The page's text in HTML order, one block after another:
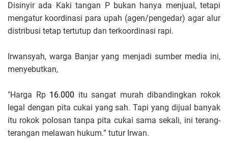
Disinyir ada Kaki tangan P bukan hanya menjual, tetapi
mengatur koordinasi para upah (agen/pengedar) agar alur
distribusi tetap tertutup dan terkoordinasi rapi.
Irwansyah, warga Banjar yang menjadi sumber media ini,
menyebutkan,
"Harga Rp 16.000 itu sangat murah dibandingkan rokok
legal dengan pita cukai yang sah. Tapi yang dijual banyak
itu rokok polosan tanpa pita cukai sama sekali, ini terang-
terangan melawan hukum.” tutur Irwan.